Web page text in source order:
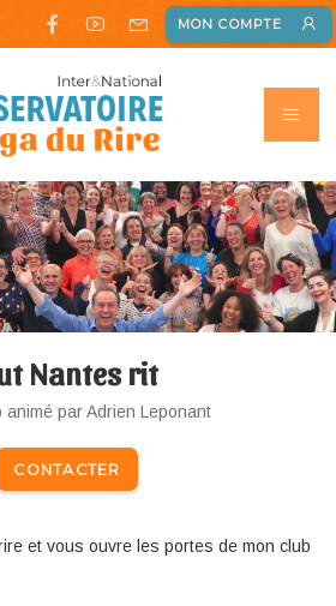
MON COMPTE
Nantes rit
animé par Adrien Leponant
CONTACTER
et vous ouvre les portes de mon club